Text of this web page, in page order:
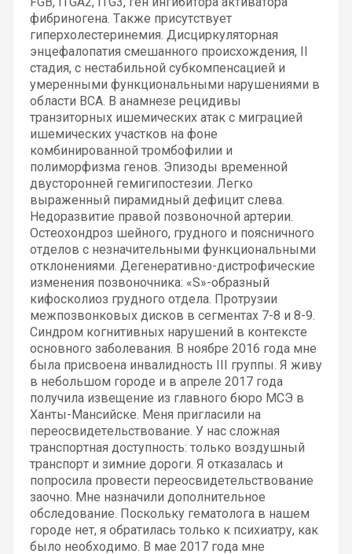
фибриногена. Также присутствует
гиперхолестеринемия. Дисциркуляторная
энцефалопатия смешанного происхождения, II
стадия, с нестабильной субкомпенсацией и
умеренными функциональными нарушениями в
области ВСА. В анамнезе рецидивы
транзиторных ишемических атак с миграцией
ишемических участков на фоне
комбинированной тромбофилии и
полиморфизма генов. Эпизоды временной
двусторонней гемигипостезии. Легко
выраженный пирамидный дефицит слева.
Недоразвитие правой позвоночной артерии.
Остеохондроз шейного, грудного и поясничного
отделов с незначительными функциональными
отклонениями. Дегенеративно-дистрофические
изменения позвоночника: «S»-образный
кифосколиоз грудного отдела. Протрузии
межпозвонковых дисков в сегментах 7-8 и 8-9.
Синдром когнитивных нарушений в контексте
основного заболевания. В ноябре 2016 года мне
была присвоена инвалидность III группы. Я живу
в небольшом городе и в апреле 2017 года
получила извещение из главного бюро МСЭ в
Ханты-Мансийске. Меня пригласили на
переосвидетельствование. У нас сложная
транспортная доступность: только воздушный
транспорт и зимние дороги. Я отказалась и
попросила провести переосвидетельствование
заочно. Мне назначили дополнительное
обследование. Поскольку гематолога в нашем
городе нет, я обратилась только к психиатру, как
было необходимо. В мае 2017 года мне